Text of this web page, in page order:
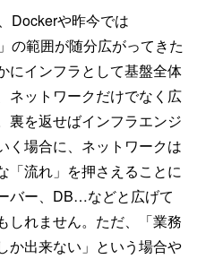
Dockerや昨今では
の範囲が随分広がってきた
にインフラとして基盤全体
ネットワークだけでなく広
裏を返せばインフラエンジ
く場合に、ネットワークは
「流れ」を押さえることに
バー、DB…などと広げて
しれません。ただ、「業務
か出来ない」という場合や